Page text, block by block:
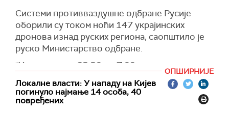
У Кијеву су оштећене зграде у осам округа, а
спасилачке екипе трагају за преживелима
испод рушевина стамбене зграде.
"Још увек није јасно колико је људи
заробљено. Руси су уништили читав део
зграде", навео је Зеленски.
Према досадашњим подацима, најмање 15
Системи противваздушне одбране Русије
оборили су током ноћи 147 украјинских
дронова изнад руских региона, саопштило је
руско Министарство одбране.
"У периоду од 23.30 до 7.00 по московском
времену, дежурни системи противваздушне
одбране пресрели су и уништили 147
украјинских беспилотних летелица авионског
ОПШИРНИЈЕ
Локалне власти: У нападу на Кијев
погинуло најмање 14 особа, 40
повређених